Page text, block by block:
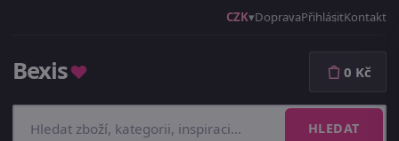
CZK DopravaPřihlásitKontakt
Bexis♥
HLEDAT
0 Kč